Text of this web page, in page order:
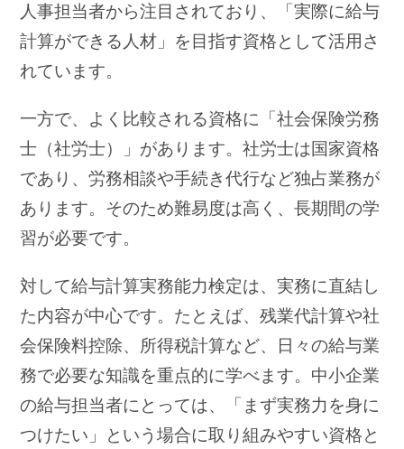
人事担当者から注目されており、「実際に給与
計算ができる人材」を目指す資格として活用さ
れています。
一方で、よく比較される資格に「社会保険労務
士（社労士）」があります。社労士は国家資格
であり、労務相談や手続き代行など独占業務が
あります。そのため難易度は高く、長期間の学
習が必要です。
対して給与計算実務能力検定は、実務に直結し
た内容が中心です。たとえば、残業代計算や社
会保険料控除、所得税計算など、日々の給与業
務で必要な知識を重点的に学べます。中小企業
の給与担当者にとっては、「まず実務力を身に
つけたい」という場合に取り組みやすい資格と